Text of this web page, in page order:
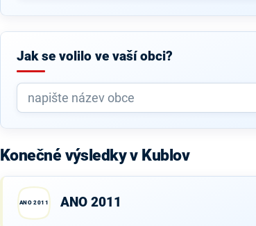
Jak se volilo ve vaší obci?
Konečné výsledky v Kublov
ANO 2011 ANO 2011